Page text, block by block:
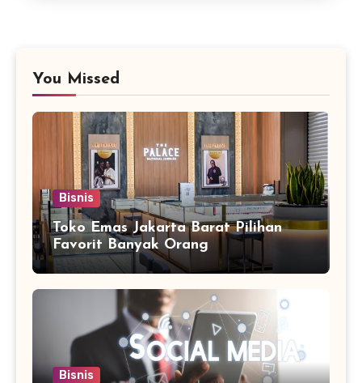
You Missed
Bisnis
Toko Emas Jakarta Barat Pilihan
Favorit Banyak Orang
Bisnis